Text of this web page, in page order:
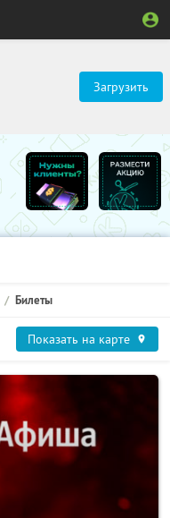
Загрузить
Билеты
Показать на карте